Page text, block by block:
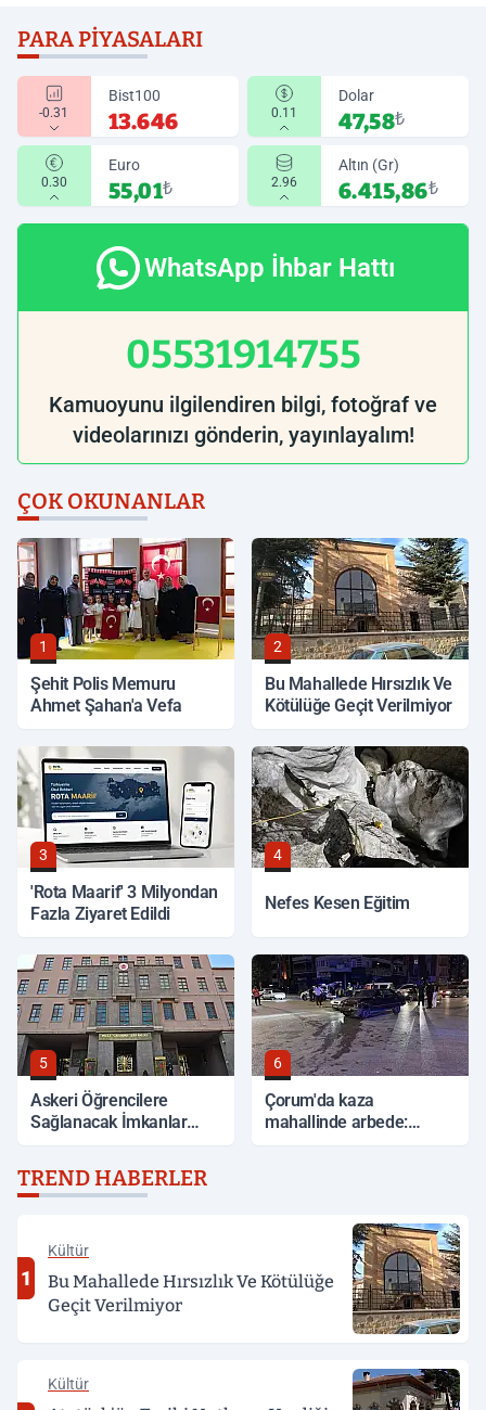
PARA PIYASALARI
-0.31
Bist100
13.646 0.11
Dolar
47,58₺
0.30
Euro
55,01₺ 2.96
Altın (Gr)
6.415,86₺
WhatsApp İhbar Hattı
05531914755
Kamuoyunu ilgilendiren bilgi, fotoğraf ve
videolarınızı gönderin, yayınlayalım!
ÇOK OKUNANLAR
1
Şehit Polis Memuru
Ahmet Şahan'a Vefa
2
Bu Mahallede Hırsızlık Ve
Kötülüğe Geçit Verilmiyor
3
'Rota Maarif' 3 Milyondan
Fazla Ziyaret Edildi
4
Nefes Kesen Eğitim
5
Askeri Öğrencilere
Sağlanacak İmkanlar
6
Çorum'da kaza
mahallinde arbede:
TREND HABERLER
1
Kültür
Bu Mahallede Hırsızlık Ve Kötülüğe
Geçit Verilmiyor
Kültür